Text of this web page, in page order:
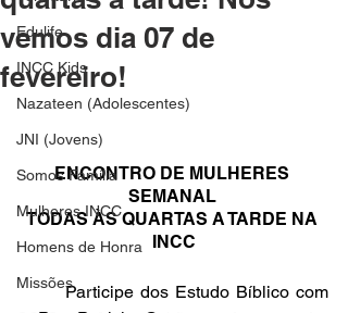
Edulife
INCC Kids
Nazateen (Adolescentes)
JNI (Jovens)
Somos Família
Mulheres INCC
Homens de Honra
Missões
vemos dia 07 de
fevereiro!
ENCONTRO DE MULHERES
SEMANAL
TODAS ÀS QUARTAS A TARDE NA
INCC
	Participe dos Estudo Bíblico com